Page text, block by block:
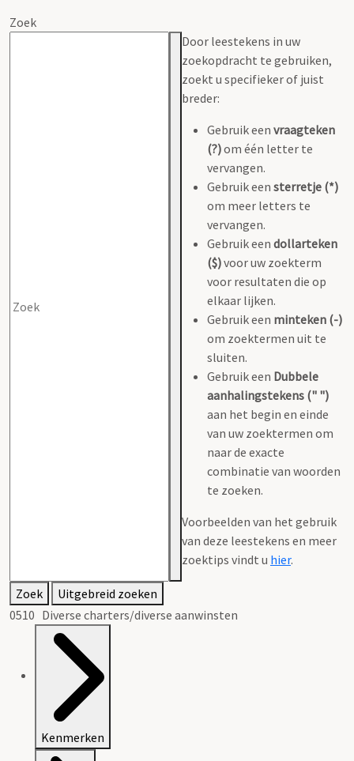
Zoek
Door leestekens in uw
zoekopdracht te gebruiken,
zoekt u specifieker of juist
breder:
Gebruik een vraagteken
(?)om één letter te
vervangen.
Gebruik een sterretje (*)
om meer letters te
vervangen.
Gebruik een dollarteken
($)voor uw zoekterm
voor resultaten die op
elkaar lijken.
Gebruik een minteken (-)
om zoektermen uit te
sluiten.
Gebruik een Dubbele
aanhalingstekens (" ")
aan het begin en einde
van uw zoektermen om
naar de exacte
combinatie van woorden
te zoeken.
Voorbeelden van het gebruik
van deze leestekens en meer
zoektips vindt u hier.
Zoek
Uitgebreid zoeken
0510 Diverse charters/diverse aanwinsten
Kenmerken